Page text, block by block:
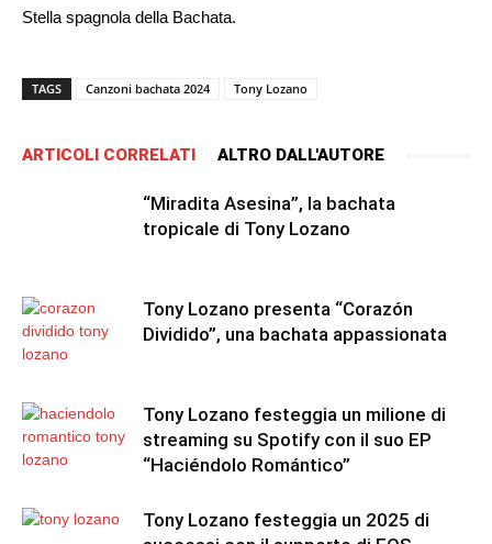
Stella spagnola della Bachata.
TAGS Canzoni bachata 2024 Tony Lozano
ARTICOLI CORRELATI ALTRO DALL'AUTORE
“Miradita Asesina”, la bachata
tropicale di Tony Lozano
Tony Lozano presenta “Corazón
Dividido”, una bachata appassionata
Tony Lozano festeggia un milione di
streaming su Spotify con il suo EP
“Haciéndolo Romántico”
Tony Lozano festeggia un 2025 di